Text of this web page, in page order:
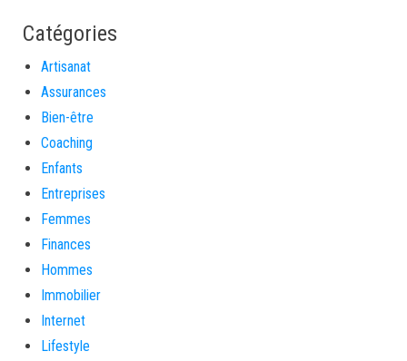
Catégories
Artisanat
Assurances
Bien-être
Coaching
Enfants
Entreprises
Femmes
Finances
Hommes
Immobilier
Internet
Lifestyle